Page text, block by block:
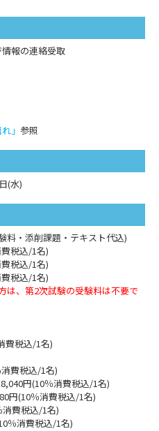
報の連絡受取
」 参照
(水)
料・添削課題・テキスト代込)
税込/1名)
税込/1名)
税込/1名)
は、第2次試験の受験料は不要で
費税込/1名)
費税込/1名)
円(10％消費税込/1名)
(10％消費税込/1名)
費税込/1名)
消費税込/1名)